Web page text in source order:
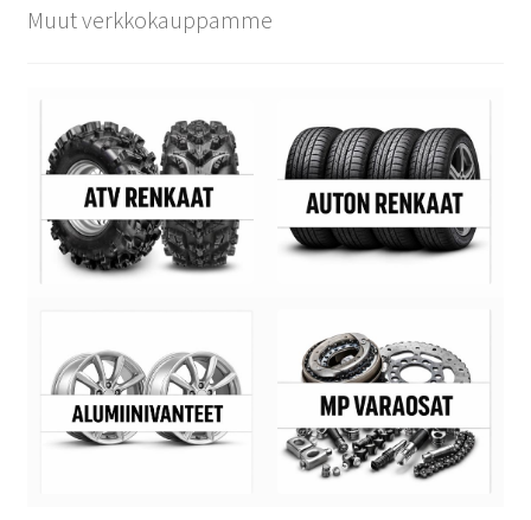
Muut verkkokauppamme